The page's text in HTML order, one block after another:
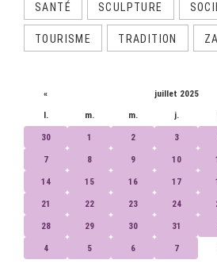
SANTÉ SCULPTURE
TOURISME TRADITION
« juillet 2025
l. m. m. j.
30 1 2 3
7 8 9 10
14 15 16 17
21 22 23 24
28 29 30 31
4 5 6 7